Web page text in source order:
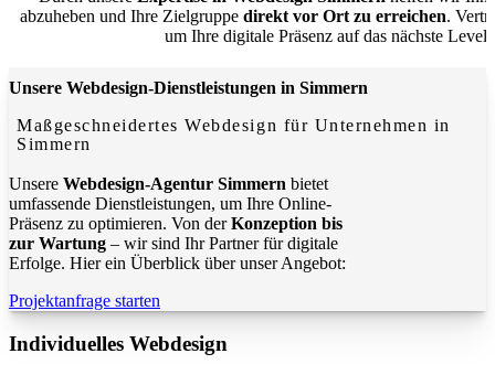
abzuheben und Ihre Zielgruppe direkt vor Ort zu erreichen.
um Ihre digitale Präsenz auf das nächste Level
Unsere Webdesign-Dienstleistungen in Simmern
Maßgeschneidertes Webdesign für Unternehmen in
Simmern
Unsere Webdesign-Agentur Simmern bietet
umfassende Dienstleistungen, um Ihre Online-
Präsenz zu optimieren. Von derKonzeption bis
zur Wartung – wir sind Ihr Partner für digitale
Erfolge. Hier ein Überblick über unser Angebot:
Projektanfrage starten
Individuelles Webdesign